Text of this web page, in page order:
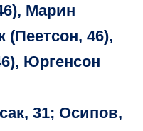
Марин
(Пеетсон, 46),
Юргенсон
31; Осипов,